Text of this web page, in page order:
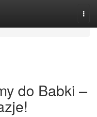
do Babki –